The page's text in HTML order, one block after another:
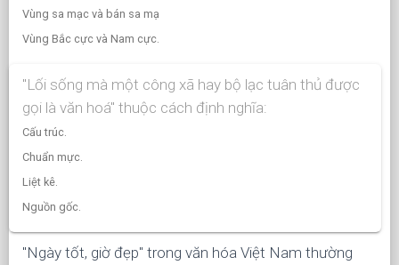
Vùng sa mạc và bán sa mạ
Vùng Bắc cực và Nam cực.
"Lối sống mà một công xã hay bộ lạc tuân thủ được
gọi là văn hoá" thuộc cách định nghĩa:
Cấu trúc.
Chuẩn mực.
Liệt kê.
Nguồn gốc.
"Ngày tốt, giờ đẹp" trong văn hóa Việt Nam thường